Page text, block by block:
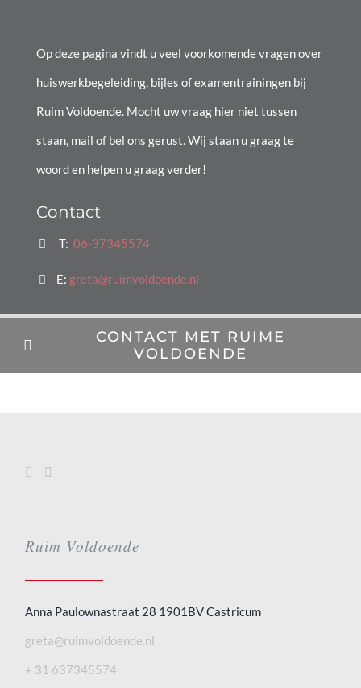
Op deze pagina vindt u veel voorkomende vragen over
huiswerkbegeleiding, bijles of examentrainingen bij
Ruim Voldoende. Mocht uw vraag hier niet tussen
staan, mail of bel ons gerust. Wij staan u graag te
woord en helpen u graag verder!
Contact
T: 06-37345574
E: greta@ruimvoldoende.nl
CONTACT MET RUIME
VOLDOENDE
Ruim Voldoende
Anna Paulownastraat 28 1901BV Castricum
greta@ruimvoldoende.nl
+ 31 637345574